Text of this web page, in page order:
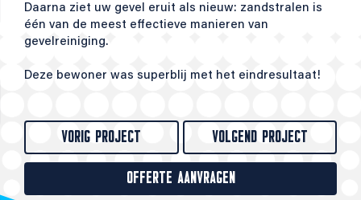
Daarna ziet uw gevel eruit als nieuw: zandstralen is
één van de meest effectieve manieren van
gevelreiniging.
Deze bewoner was superblij met het eindresultaat!
VORIG PROJECT VOLGEND PROJECT
OFFERTE AANVRAGEN